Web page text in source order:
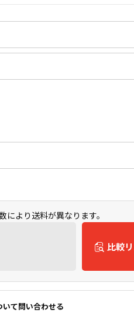
より送料が異なります。
比較
いて問い合わせる